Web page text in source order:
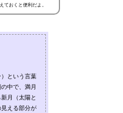
ておくと便利だよ。
）という言葉
中で、満月
月（太陽と
える部分が